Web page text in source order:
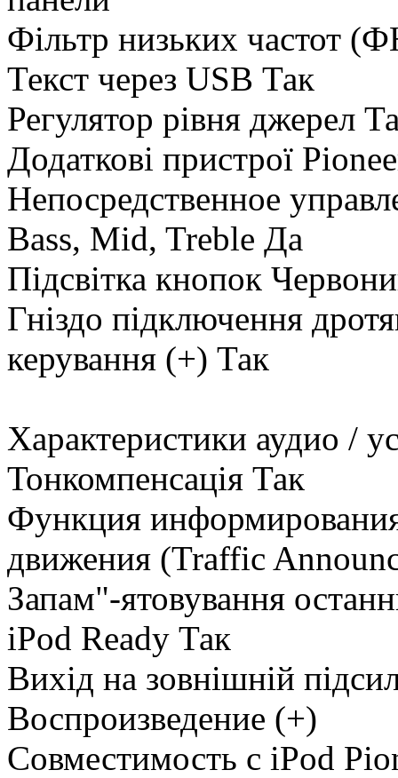
Фільтр низьких частот
Текст через USB Так
Регулятор рівня джерел
Додаткові пристрої
Непосредственное
Bass, Mid, Treble Да
Підсвітка кнопок
Гніздо підключення
керування (+) Так
Характеристики аудио /
Тонкомпенсація Так
Функция
движения (Traffic
Запам"-ятовування
iPod Ready Так
Вихід на зовнішній
Воспроизведение (+)
Совместимость с iPod